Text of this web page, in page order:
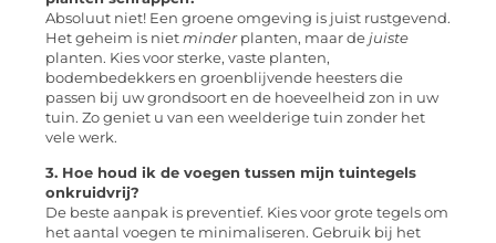
Absoluut niet! Een groene omgeving is juist rustgevend.
Het geheim is niet minderplanten, maar de juiste
planten. Kies voor sterke, vaste planten,
bodembedekkers en groenblijvende heesters die
passen bij uw grondsoort en de hoeveelheid zon in uw
tuin. Zo geniet u van een weelderige tuin zonder het
vele werk.
3. Hoe houd ik de voegen tussen mijn tuintegels
onkruidvrij?
De beste aanpak is preventief. Kies voor grote tegels om
het aantal voegen te minimaliseren. Gebruik bij het